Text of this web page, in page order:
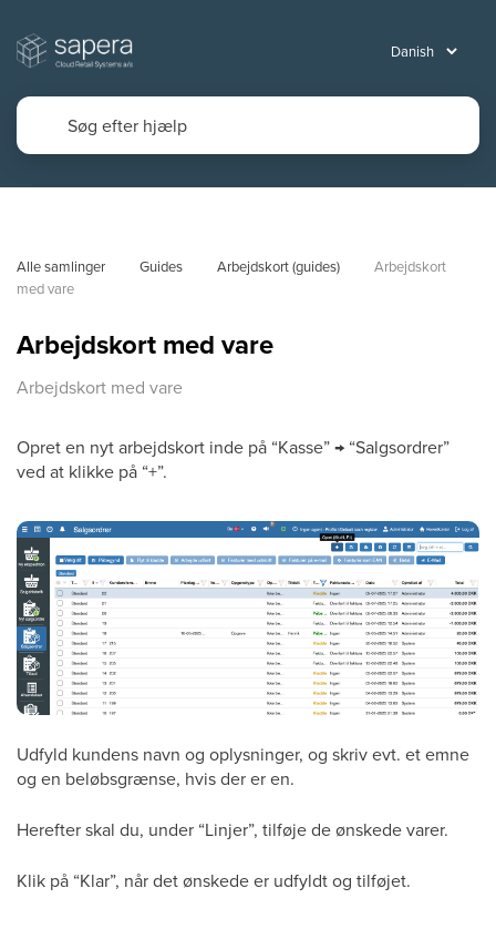
Alle samlinger Guides Arbejdskort (guides)
Arbejdskort
med vare
Arbejdskort med vare
Arbejdskort med vare
Opret en nyt arbejdskort inde på “Kasse” → “Salgsordrer”
ved at klikke på “+”.
Udfyld kundens navn og oplysninger, og skriv evt. et emne
og en beløbsgrænse, hvis der er en.
Herefter skal du, under “Linjer”, tilføje de ønskede varer.
Klik på “Klar”, når det ønskede er udfyldt og tilføjet.